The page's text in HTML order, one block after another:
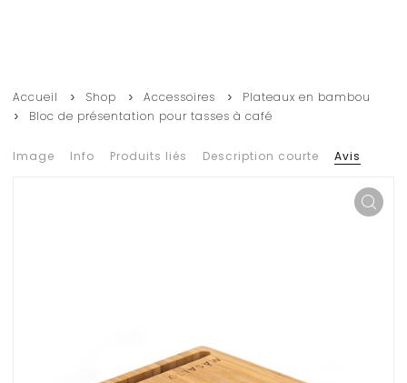
Accueil Shop Accessoires
Plateaux en bambou
Bloc de présentation pour tasses à café
Image Info Produits liés Description courte Avis